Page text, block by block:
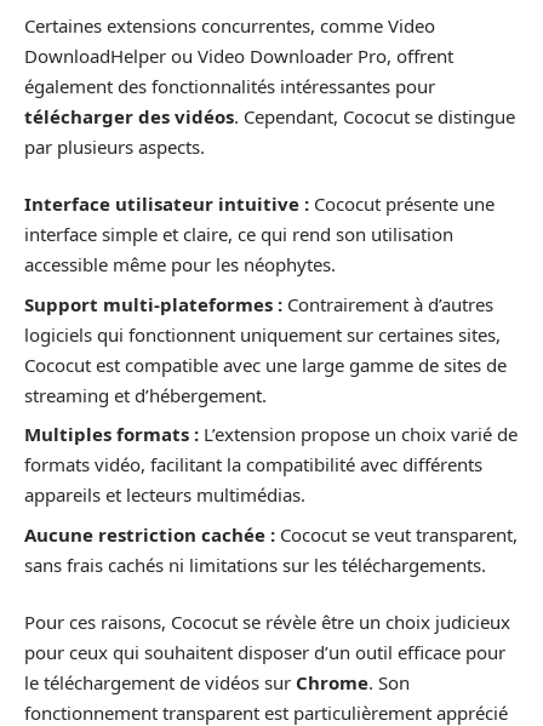
Certaines extensions concurrentes, comme Video
DownloadHelper ou Video Downloader Pro, offrent
également des fonctionnalités intéressantes pour
télécharger des vidéos. Cependant, Cococut se distingue
par plusieurs aspects.
Interface utilisateur intuitive : Cococut présente une
interface simple et claire, ce qui rend son utilisation
accessible même pour les néophytes.
Support multi-plateformes : Contrairement à d’autres
logiciels qui fonctionnent uniquement sur certaines sites,
Cococut est compatible avec une large gamme de sites de
streaming et d’hébergement.
Multiples formats : L’extension propose un choix varié de
formats vidéo, facilitant la compatibilité avec différents
appareils et lecteurs multimédias.
Aucune restriction cachée : Cococut se veut transparent,
sans frais cachés ni limitations sur les téléchargements.
Pour ces raisons, Cococut se révèle être un choix judicieux
pour ceux qui souhaitent disposer d’un outil efficace pour
le téléchargement de vidéos sur Chrome. Son
fonctionnement transparent est particulièrement apprécié